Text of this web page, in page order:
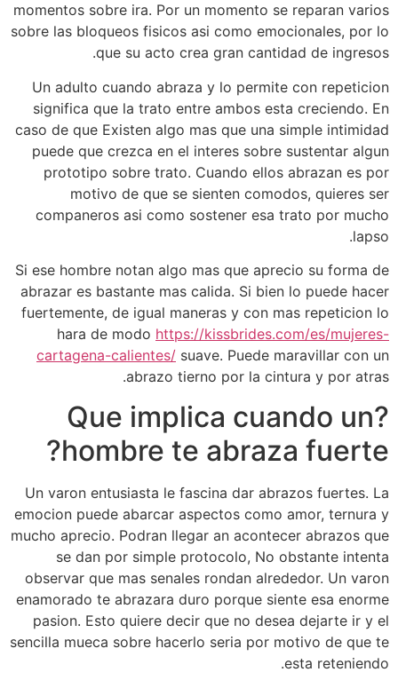
momentos sobre ira. Por un momento se reparan varios
sobre las bloqueos fisicos asi­ como emocionales, por lo
que su acto crea gran cantidad de ingresos.
Un adulto cuando abraza y lo permite con repeticion
significa que la trato entre ambos esta creciendo. En
caso de que Existen algo mas que una simple intimidad
puede que crezca en el interes sobre sustentar algun
prototipo sobre trato. Cuando ellos abrazan es por
motivo de que se sienten comodos, quieres ser
companeros asi­ como sostener esa trato por mucho
lapso.
Si ese hombre notan algo mas que aprecio su forma de
abrazar es bastante mas calida. Si bien lo puede hacer
fuertemente, de igual maneras y con mas repeticion lo
hara de modo https://kissbrides.com/es/mujeres-
cartagena-calientes/ suave. Puede maravillar con un
abrazo tierno por la cintura y por atras.
?Que implica cuando un
hombre te abraza fuerte?
Un varon entusiasta le fascina dar abrazos fuertes. La
emocion puede abarcar aspectos como amor, ternura y
mucho aprecio. Podran llegar an acontecer abrazos que
se dan por simple protocolo, No obstante intenta
observar que mas senales rondan alrededor. Un varon
enamorado te abrazara duro porque siente esa enorme
pasion. Esto quiere decir que no desea dejarte ir y el
sencilla mueca sobre hacerlo seri­a por motivo de que te
esta reteniendo.